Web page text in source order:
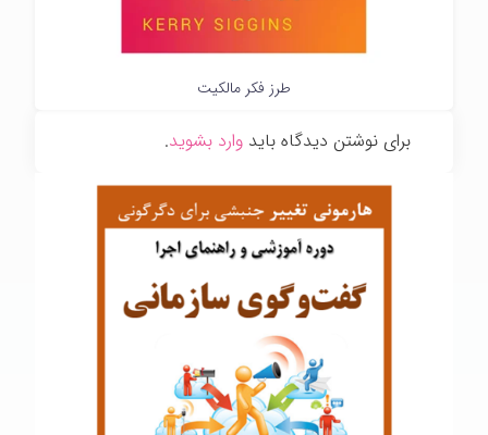
طرز فکر مالکیت
برای نوشتن دیدگاه باید وارد بشوید.